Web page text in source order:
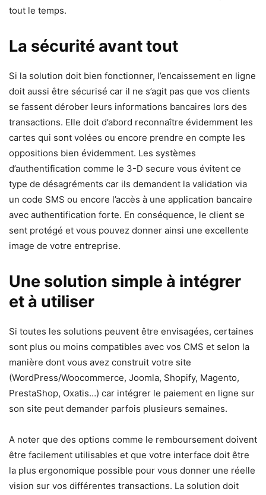
tout le temps.
La sécurité avant tout
Si la solution doit bien fonctionner, l’encaissement en ligne
doit aussi être sécurisé car il ne s’agit pas que vos clients
se fassent dérober leurs informations bancaires lors des
transactions. Elle doit d’abord reconnaître évidemment les
cartes qui sont volées ou encore prendre en compte les
oppositions bien évidemment. Les systèmes
d’authentification comme le 3-D secure vous évitent ce
type de désagréments car ils demandent la validation via
un code SMS ou encore l’accès à une application bancaire
avec authentification forte. En conséquence, le client se
sent protégé et vous pouvez donner ainsi une excellente
image de votre entreprise.
Une solution simple à intégrer
et à utiliser
Si toutes les solutions peuvent être envisagées, certaines
sont plus ou moins compatibles avec vos CMS et selon la
manière dont vous avez construit votre site
(WordPress/Woocommerce, Joomla, Shopify, Magento,
PrestaShop, Oxatis…) car intégrer le paiement en ligne sur
son site peut demander parfois plusieurs semaines.
A noter que des options comme le remboursement doivent
être facilement utilisables et que votre interface doit être
la plus ergonomique possible pour vous donner une réelle
vision sur vos différentes transactions. La solution doit